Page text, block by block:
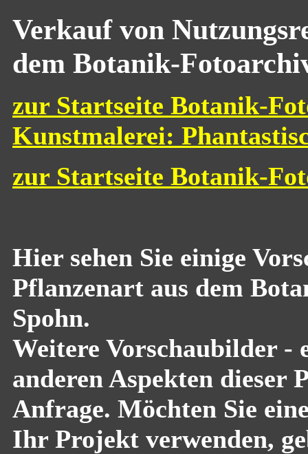
Verkauf von
dem Botanik-
zur Startseite Botanik-
Kunstmalerei:
zur Startseite Botanik-
Hier sehen Sie einige
Pflanzenart aus dem
Spohn.
Weitere Vorschaubilder -
anderen Aspekten dieser
Anfrage. Möchten Sie
Ihr Projekt verwenden,